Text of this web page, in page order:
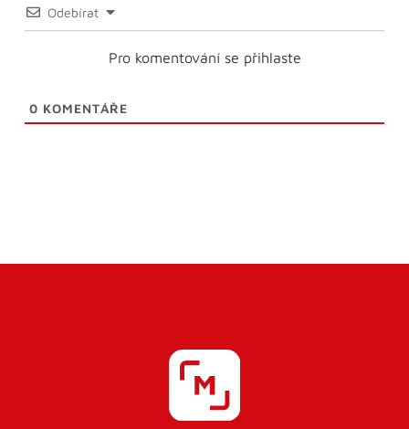
Odebírat
Pro komentování se přihlaste
0 KOMENTÁŘE